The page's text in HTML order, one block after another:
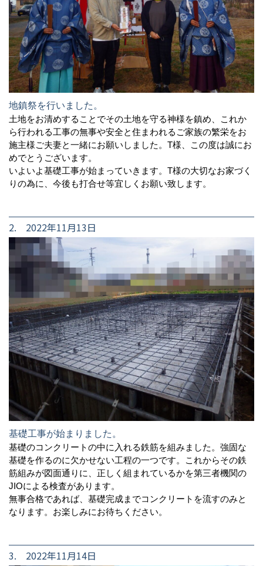
地鎮祭を行いました。
土地をお清めすることでその土地を守る神様を鎮め、これか
ら行われる工事の無事や安全と住まわれるご家族の繁栄をお
施主様ご夫妻と一緒にお願いしました。T様、この度は誠にお
めでとうございます。
いよいよ基礎工事が始まっていきます。T様の大切なお家づく
りの為に、今後も打合せ等宜しくお願い致します。
2. 2022年11月13日
基礎工事が始まりました。
基礎のコンクリートの中に入れる鉄筋を組みました。強固な
基礎を作るのに欠かせない工程の一つです。これからその鉄
筋組みが図面通りに、正しく組まれているかを第三者機関の
JIOによる検査があります。
無事合格であれば、基礎完成までコンクリートを流すのみと
なります。お楽しみにお待ちください。
3. 2022年11月14日